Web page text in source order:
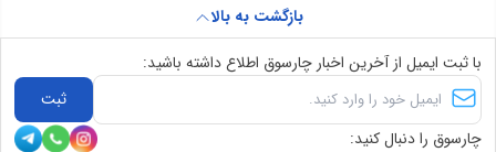
بازگشت به بالا
با ثبت ایمیل از آخرین اخبار چارسوق اطلاع داشته باشید:
ثبت
چارسوق را دنبال کنید: